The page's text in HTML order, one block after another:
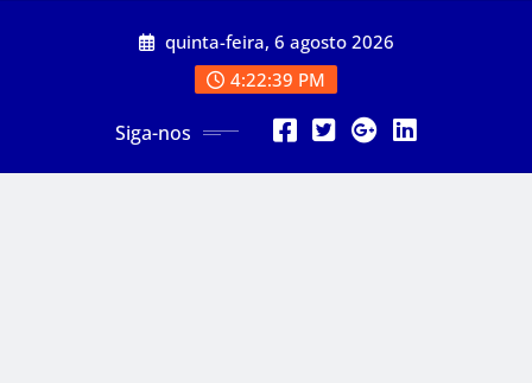
quinta-feira, 6 agosto 2026
4:22:41 PM
Siga-nos